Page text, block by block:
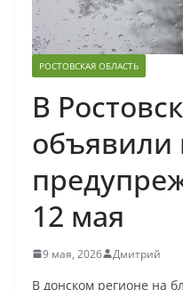
РОСТОВСКАЯ ОБЛАСТЬ
В
12 мая
9 мая, 2026 Дмитрий
В донском регионе на